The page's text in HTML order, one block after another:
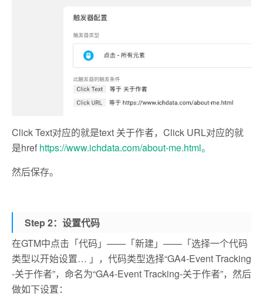
Click Text对应的就是text 关于作者，Click URL对应的就
是href https://www.ichdata.com/about-me.html。
然后保存。
Step 2：设置代码
在GTM中点击「代码」——「新建」——「选择一个代码
类型以开始设置… 」，代码类型选择“GA4-Event Tracking
-关于作者”，命名为“GA4-Event Tracking-关于作者”，然后
做如下设置：